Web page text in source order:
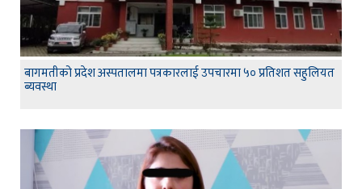
बागमतीको प्रदेश अस्पतालमा पत्रकारलाई उपचारमा ५० प्रतिशत सहुलियत
ब्यवस्था